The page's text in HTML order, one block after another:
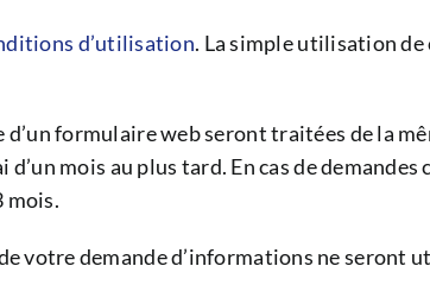
d’utilisation. La simple utilisation de
d’un formulaire web seront traitées de la
mois au plus tard. En cas de demandes
mois.
votre demande d’informations ne seront